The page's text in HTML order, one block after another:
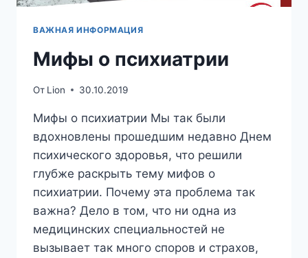
ВАЖНАЯ ИНФОРМАЦИЯ
Мифы о психиатрии
От Lion 30.10.2019
Мифы о психиатрии Мы так были
вдохновлены прошедшим недавно Днем
психического здоровья, что решили
глубже раскрыть тему мифов о
психиатрии. Почему эта проблема так
важна? Дело в том, что ни одна из
медицинских специальностей не
вызывает так много споров и страхов,